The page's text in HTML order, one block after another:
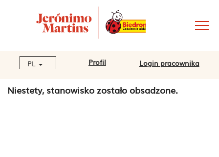
PL Profil Login pracownika
Niestety, stanowisko zostało obsadzone.